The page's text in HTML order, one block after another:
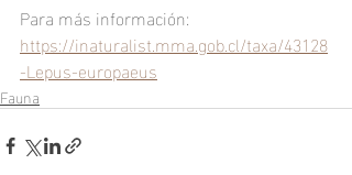
Para más información:
https://inaturalist.mma.gob.cl/taxa/43128
-Lepus-europaeus
Fauna